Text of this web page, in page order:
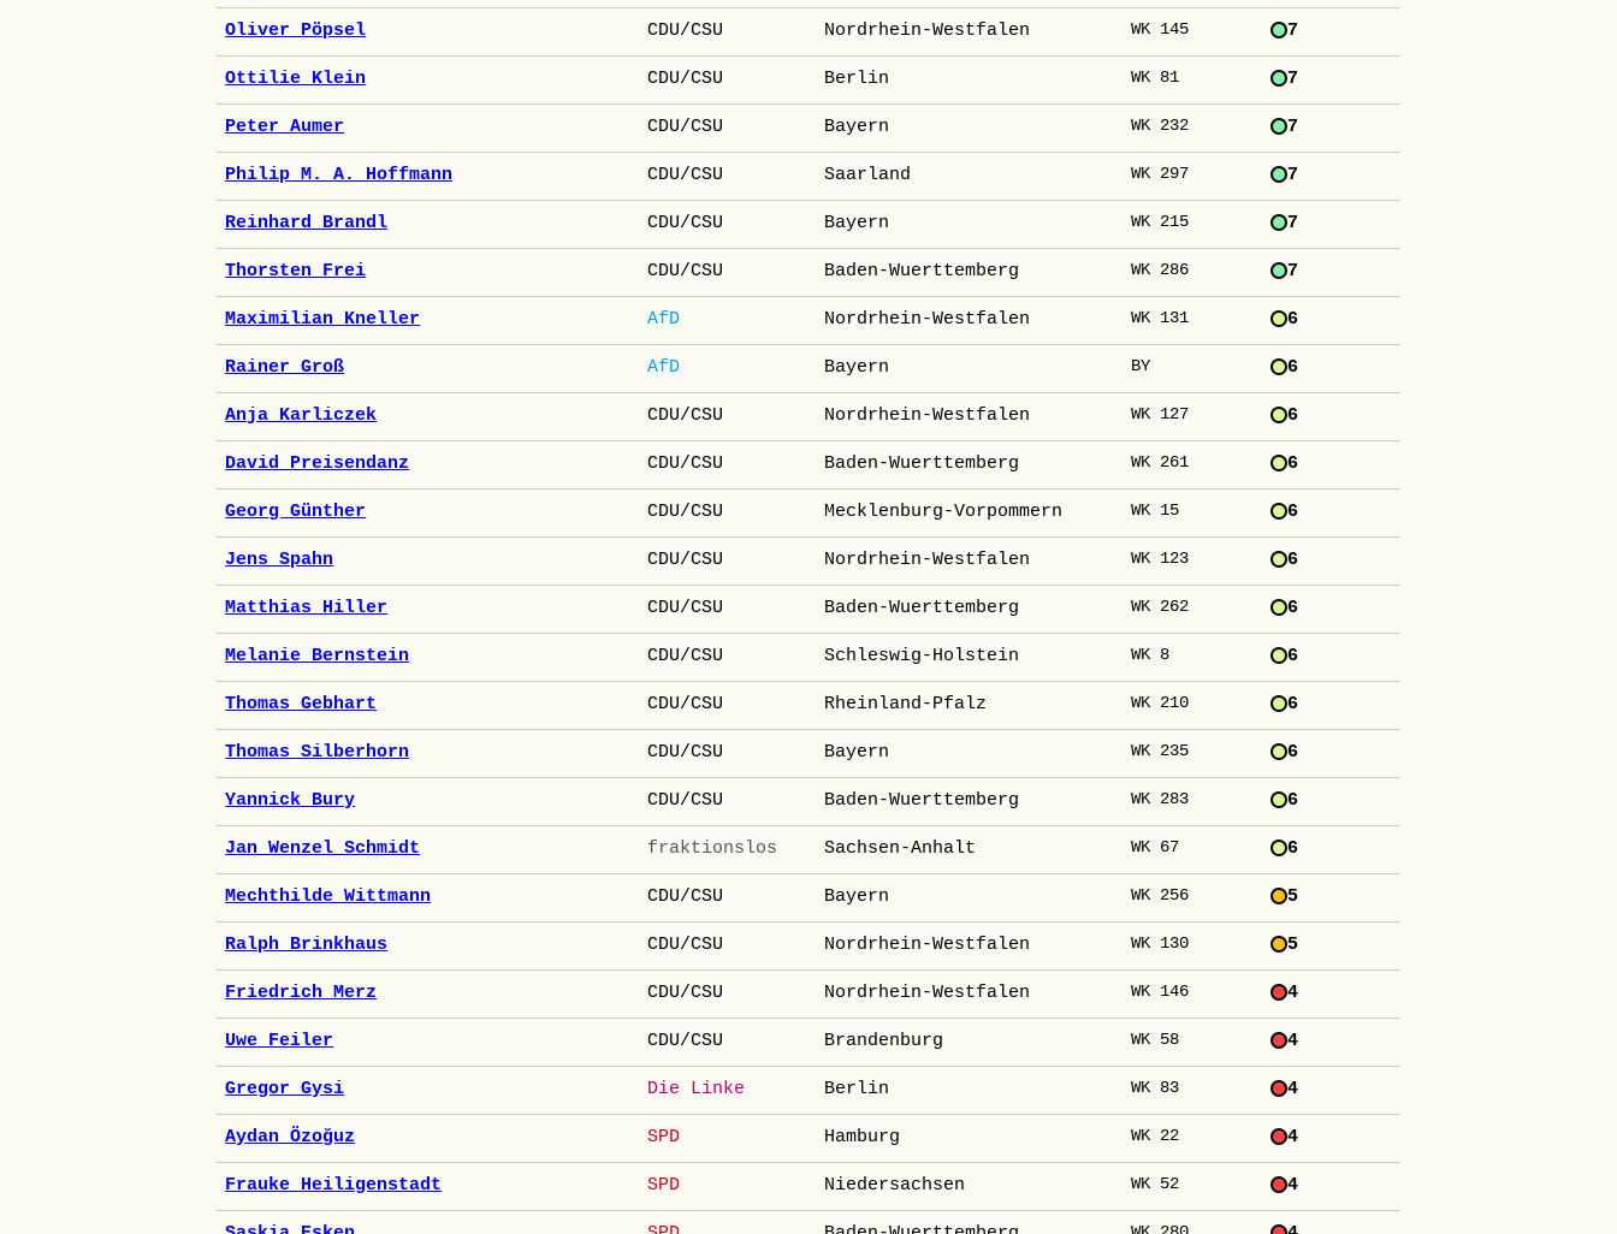
Oliver Pöpsel CDU/CSU Nordrhein-Westfalen WK 145 7
Ottilie Klein CDU/CSU Berlin WK 81 7
Peter Aumer CDU/CSU Bayern WK 232 7
Philip M. A. Hoffmann CDU/CSU Saarland WK 297 7
Reinhard Brandl CDU/CSU Bayern WK 215 7
Thorsten Frei CDU/CSU Baden-Wuerttemberg WK 286 7
Maximilian Kneller AfD Nordrhein-Westfalen WK 131 6
Rainer Groß AfD Bayern BY 6
Anja Karliczek CDU/CSU Nordrhein-Westfalen WK 127 6
David Preisendanz CDU/CSU Baden-Wuerttemberg WK 261 6
Georg Günther CDU/CSU Mecklenburg-Vorpommern WK 15 6
Jens Spahn CDU/CSU Nordrhein-Westfalen WK 123 6
Matthias Hiller CDU/CSU Baden-Wuerttemberg WK 262 6
Melanie Bernstein CDU/CSU Schleswig-Holstein WK 8 6
Thomas Gebhart CDU/CSU Rheinland-Pfalz WK 210 6
Thomas Silberhorn CDU/CSU Bayern WK 235 6
Yannick Bury CDU/CSU Baden-Wuerttemberg WK 283 6
Jan Wenzel Schmidt fraktionslos Sachsen-Anhalt WK 67 6
Mechthilde Wittmann CDU/CSU Bayern WK 256 5
Ralph Brinkhaus CDU/CSU Nordrhein-Westfalen WK 130 5
Friedrich Merz CDU/CSU Nordrhein-Westfalen WK 146 4
Uwe Feiler CDU/CSU Brandenburg WK 58 4
Gregor Gysi Die Linke Berlin WK 83 4
Aydan Özoğuz SPD Hamburg WK 22 4
Frauke Heiligenstadt SPD Niedersachsen WK 52 4